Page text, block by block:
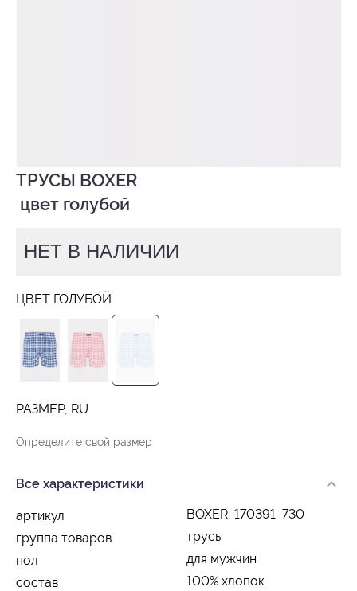
ТРУСЫ BOXER
цвет голубой
НЕТ В НАЛИЧИИ
ЦВЕТ ГОЛУБОЙ
РАЗМЕР, RU
Определите свой размер
Все характеристики
артикул
BOXER_170391_730
группа товаров
трусы
пол
для мужчин
состав
100% хлопок